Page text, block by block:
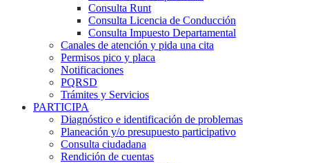
Consulta Runt
Consulta Licencia de Conducción
Consulta Impuesto Departamental
Canales de atención y pida una cita
Permisos pico y placa
Notificaciones
PQRSD
Trámites y Servicios
PARTICIPA
Diagnóstico e identificación de problemas
Planeación y/o presupuesto participativo​
Consulta ciudadana
Rendición de cuentas